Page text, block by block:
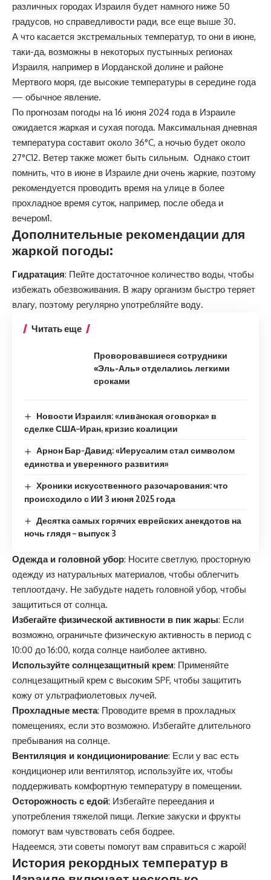
различных городах Израиля будет намного ниже 50
градусов, но справедливости ради, все еще выше 30.
А что касается экстремальных температур, то они в июне,
таки-да, возможны в некоторых пустынных регионах
Израиля, например в Иорданской долине и районе
Мертвого моря, где высокие температуры в середине года
— обычное явление.
По прогнозам погоды на 16 июня 2024 года в Израиле
ожидается жаркая и сухая погода. Максимальная дневная
температура составит около 36°C, а ночью будет около
27°C12. Ветер также может быть сильным. Однако стоит
помнить, что в июне в Израиле дни очень жаркие, поэтому
рекомендуется проводить время на улице в более
прохладное время суток, например, после обеда и
вечером1.
Дополнительные рекомендации для
жаркой погоды:
Гидратация: Пейте достаточное количество воды, чтобы
избежать обезвоживания. В жару организм быстро теряет
влагу, поэтому регулярно употребляйте воду.
Читать еще
Проворовавшиеся сотрудники
«Эль-Аль» отделались легкими
сроками
Новости Израиля: «ливaнская оговорка» в
сделке США–Иран, кризис коалиции
Арнон Бар-Давид: «Иерусалим стал символом
единства и уверенного развития»
Хроники искусственного разочарования: что
происходило с ИИ 3 июня 2025 года
Десятка самых горячих еврейских анекдотов на
ночь глядя – выпуск 3
Одежда и головной убор: Носите светлую, просторную
одежду из натуральных материалов, чтобы облегчить
теплоотдачу. Не забудьте надеть головной убор, чтобы
защититься от солнца.
Избегайте физической активности в пик жары: Если
возможно, ограничьте физическую активность в период с
10:00 до 16:00, когда солнце наиболее активно.
Используйте солнцезащитный крем: Применяйте
солнцезащитный крем с высоким SPF, чтобы защитить
кожу от ультрафиолетовых лучей.
Прохладные места: Проводите время в прохладных
помещениях, если это возможно. Избегайте длительного
пребывания на солнце.
Вентиляция и кондиционирование: Если у вас есть
кондиционер или вентилятор, используйте их, чтобы
поддерживать комфортную температуру в помещении.
Осторожность с едой: Избегайте переедания и
употребления тяжелой пищи. Легкие закуски и фрукты
помогут вам чувствовать себя бодрее.
Надеемся, эти советы помогут вам справиться с жарой!
История рекордных температур в